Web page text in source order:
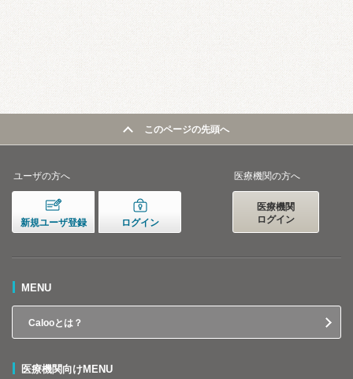
このページの先頭へ
ユーザの方へ
新規ユーザ登録 ログイン
医療機関の方へ
医療機関
ログイン
MENU
Calooとは？
医療機関向けMENU